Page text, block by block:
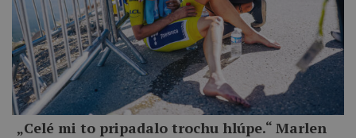
„Celé mi to pripadalo trochu hlúpe.“ Marlen